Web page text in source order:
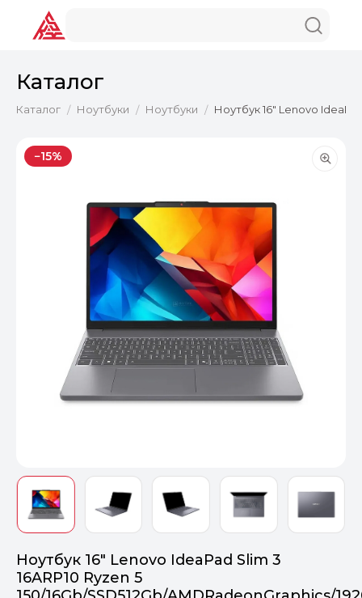
Каталог
Каталог / Ноутбуки / Ноутбуки / Ноутбук 16" Lenovo
−15%
Ноутбук 16" Lenovo IdeaPad Slim 3
16ARP10 Ryzen 5